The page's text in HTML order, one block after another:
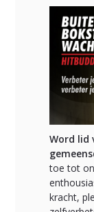
Word lid
toe tot
kracht,